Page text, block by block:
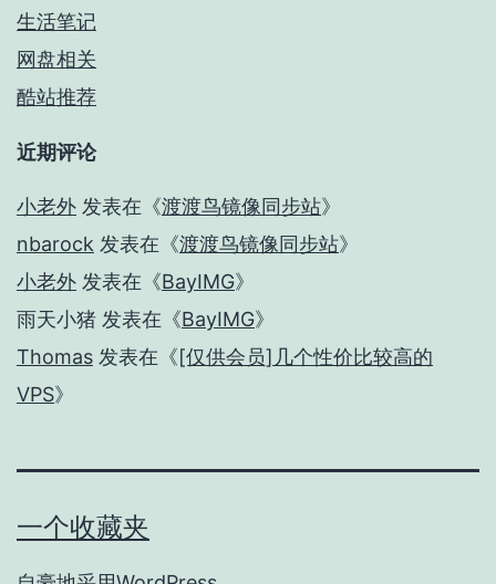
生活笔记
网盘相关
酷站推荐
近期评论
小老外 发表在《渡渡鸟镜像同步站》
nbarock 发表在《渡渡鸟镜像同步站》
小老外 发表在《BayIMG》
雨天小猪 发表在《BayIMG》
Thomas 发表在《[仅供会员]几个性价比较高的
VPS》
一个收藏夹